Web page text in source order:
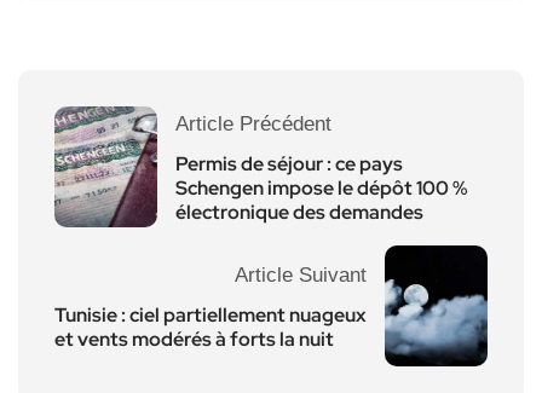
Article Précédent
Permis de séjour : ce pays
Schengen impose le dépôt 100 %
électronique des demandes
Article Suivant
Tunisie : ciel partiellement nuageux
et vents modérés à forts la nuit